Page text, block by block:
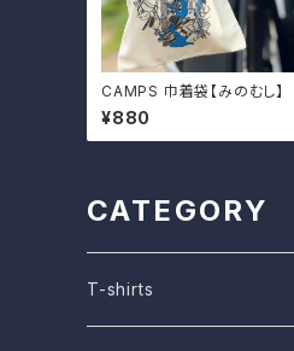
CAMPS 巾着袋【みのむし】
¥880
CATEGORY
T-shirts